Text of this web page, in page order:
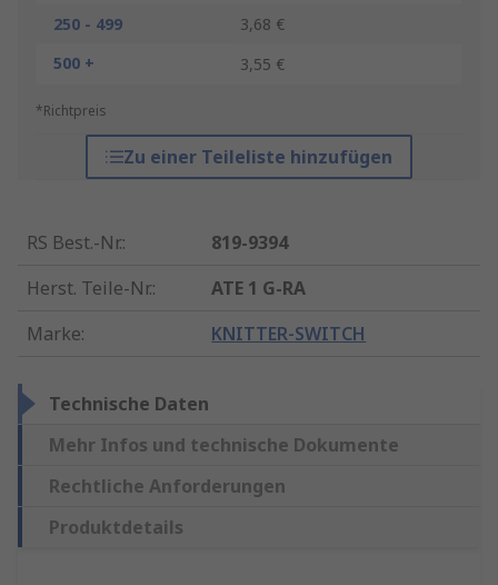
250 - 499
3,68 €
500 +
3,55 €
*Richtpreis
Zu einer Teileliste hinzufügen
RS Best.-Nr.:
819-9394
Herst. Teile-Nr.:
ATE 1 G-RA
Marke: KNITTER-SWITCH
Technische Daten
Mehr Infos und technische Dokumente
Rechtliche Anforderungen
Produktdetails